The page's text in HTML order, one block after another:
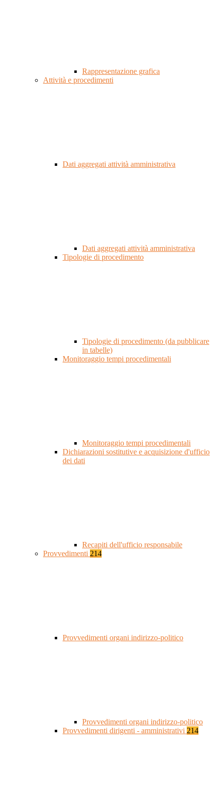
Rappresentazione grafica
Attività e procedimenti
Dati aggregati attività amministrativa
Dati aggregati attività amministrativa
Tipologie di procedimento
Tipologie di procedimento (da pubblicare
in tabelle)
Monitoraggio tempi procedimentali
Monitoraggio tempi procedimentali
Dichiarazioni sostitutive e acquisizione d'ufficio
dei dati
Recapiti dell'ufficio responsabile
Provvedimenti 214
Provvedimenti organi indirizzo-politico
Provvedimenti organi indirizzo-politico
Provvedimenti dirigenti - amministrativi 214